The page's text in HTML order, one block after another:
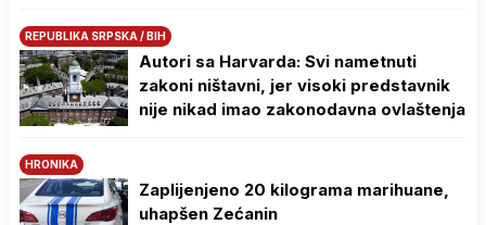
REPUBLIKA SRPSKA / BIH
Autori sa Harvarda: Svi nametnuti
zakoni ništavni, jer visoki predstavnik
nije nikad imao zakonodavna ovlaštenja
HRONIKA
Zaplijenjeno 20 kilograma marihuane,
uhapšen Zećanin